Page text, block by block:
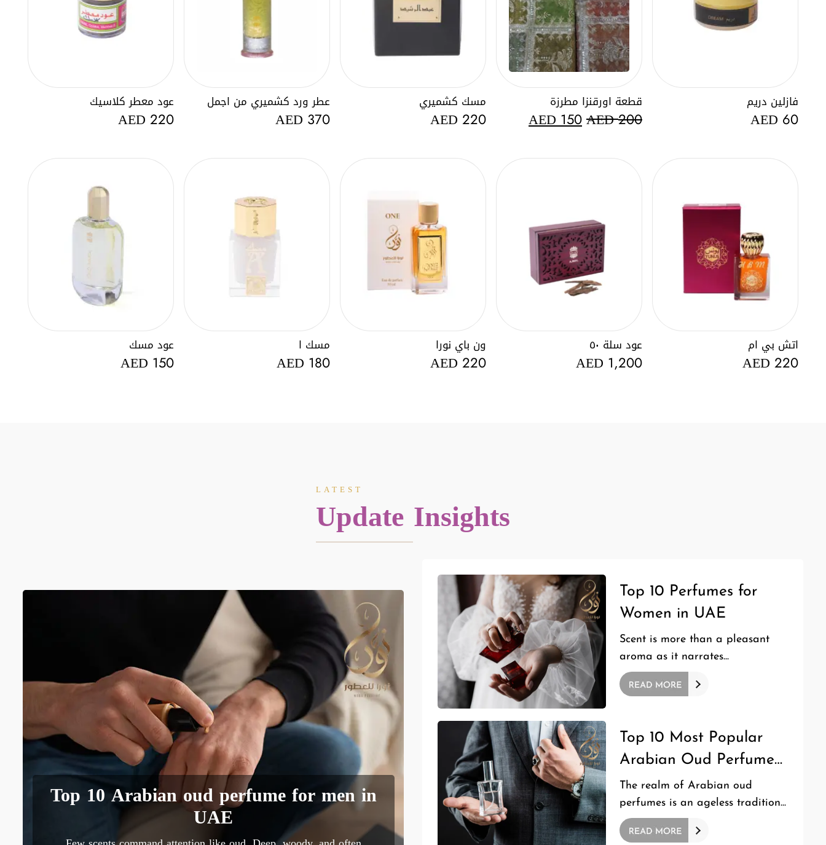
فازلين دريم
AED 60
قطعة اورقنزا مطرزة
AED200 السعر
الأصلي
AED
AED150 السعر
الحالي
AED
مسك كشميري
AED 220
عطر ورد كشميري من اجمل
AED 370
عود معطر كلاسيك
AED 220
اتش بي ام
AED 220
عود سلة ٥٠
AED 1,200
ون باي نورا
AED 220
مسك ا
AED 180
عود مسك
AED 150
LATEST
Update Insights
Top 10 Arabian oud perfume for men in
UAE
Top 10 Perfumes for
Women in UAE
Scent is more than a pleasant
aroma as it narrates...
Top 10 Most Popular
Arabian Oud Perfumes:
You Should Know
The realm of Arabian oud
perfumes is an ageless tradition...